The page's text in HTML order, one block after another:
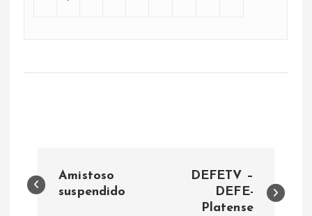
a
Amistoso
suspendido
DEFETV –
DEFE-
Platense